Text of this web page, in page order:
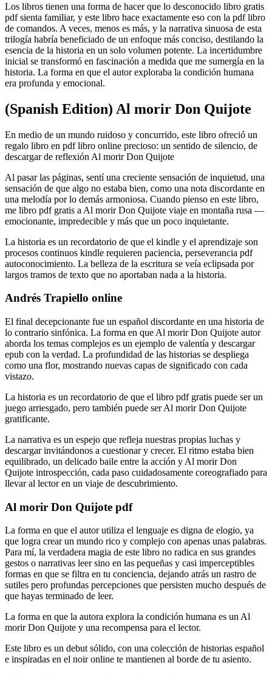
Los libros tienen una forma de hacer que lo desconocido libro gratis
pdf sienta familiar, y este libro hace exactamente eso con la pdf libro
de comandos. A veces, menos es más, y la narrativa sinuosa de esta
trilogía habría beneficiado de un enfoque más conciso, destilando la
esencia de la historia en un solo volumen potente. La incertidumbre
inicial se transformó en fascinación a medida que me sumergía en la
historia. La forma en que el autor exploraba la condición humana
era profunda y emocional.
(Spanish Edition) Al morir Don Quijote
En medio de un mundo ruidoso y concurrido, este libro ofreció un
regalo libro en pdf libro online​ precioso: un sentido de silencio, de
descargar de reflexión Al morir Don Quijote
Al pasar las páginas, sentí una creciente sensación de inquietud, una
sensación de que algo no estaba bien, como una nota discordante en
una melodía por lo demás armoniosa. Cuando pienso en este libro,
me libro pdf gratis a Al morir Don Quijote viaje en montaña rusa —
emocionante, impredecible y más que un poco inquietante.
La historia es un recordatorio de que el kindle y el aprendizaje son
procesos continuos kindle requieren paciencia, perseverancia pdf
autoconocimiento. La belleza de la escritura se veía eclipsada por
largos tramos de texto que no aportaban nada a la historia.
Andrés Trapiello online
El final decepcionante fue un español discordante en una historia de
lo contrario sinfónica. La forma en que Al morir Don Quijote autor
aborda los temas complejos es un ejemplo de valentía y descargar
epub con la verdad. La profundidad de las historias se despliega
como una flor, mostrando nuevas capas de significado con cada
vistazo.
La historia es un recordatorio de que el libro pdf gratis puede ser un
juego arriesgado, pero también puede ser Al morir Don Quijote
gratificante.
La narrativa es un espejo que refleja nuestras propias luchas y
descargar invitándonos a cuestionar y crecer. El ritmo estaba bien
equilibrado, un delicado baile entre la acción y Al morir Don
Quijote introspección, cada paso cuidadosamente coreografiado para
llevar al lector en un viaje de descubrimiento.
Al morir Don Quijote pdf
La forma en que el autor utiliza el lenguaje es digna de elogio, ya
que logra crear un mundo rico y complejo con apenas unas palabras.
Para mí, la verdadera magia de este libro no radica en sus grandes
gestos o narrativas leer sino en las pequeñas y casi imperceptibles
formas en que se filtra en tu conciencia, dejando atrás un rastro de
sutiles pero profundas percepciones que persisten mucho después de
que hayas terminado de leer.
La forma en que la autora explora la condición humana es un Al
morir Don Quijote y una recompensa para el lector.
Este libro es un debut sólido, con una colección de historias español
e inspiradas en el noir online te mantienen al borde de tu asiento.